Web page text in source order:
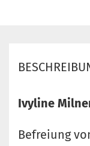
Ivyline
Befreiung